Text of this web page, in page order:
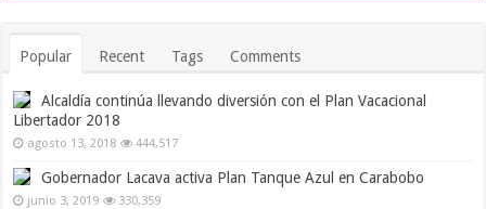
Popular Recent Tags Comments
Alcaldía continúa llevando diversión con el Plan Vacacional
Libertador 2018
agosto 13, 2018 444,517
Gobernador Lacava activa Plan Tanque Azul en Carabobo
junio 3, 2019 330,359